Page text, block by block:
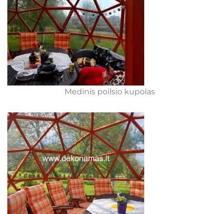
Medinis poilsio kupolas